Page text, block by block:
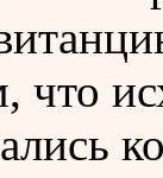
что